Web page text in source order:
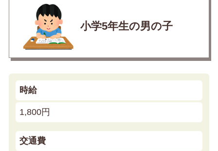
小学5年生の男の子
時給
1,800円
交通費